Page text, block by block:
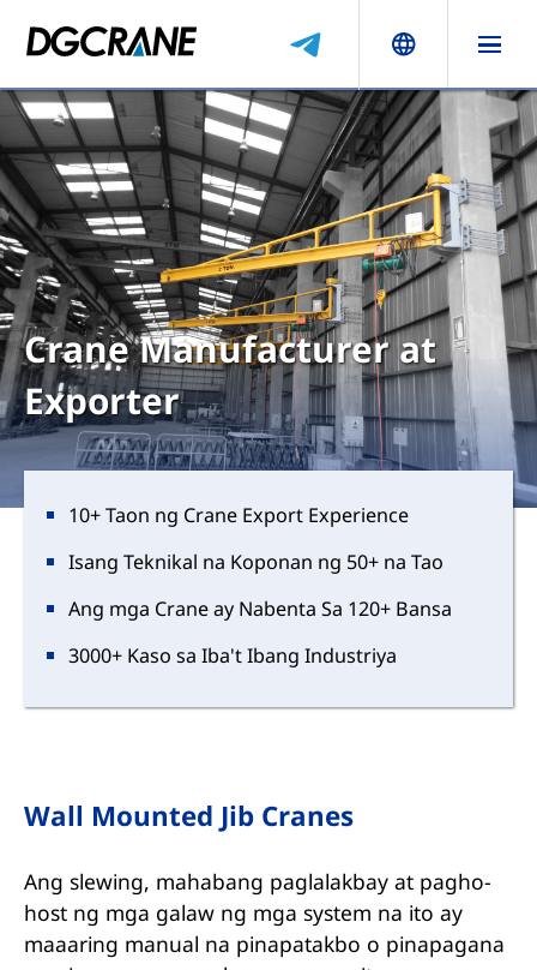
Crane Manufacturer at
Exporter
10+ Taon ng Crane Export Experience
Isang Teknikal na Koponan ng 50+ na Tao
Ang mga Crane ay Nabenta Sa 120+ Bansa
3000+ Kaso sa Iba't Ibang Industriya
Wall Mounted Jib Cranes
Ang slewing, mahabang paglalakbay at pagho-
host ng mga galaw ng mga system na ito ay
maaaring manual na pinapatakbo o pinapagana